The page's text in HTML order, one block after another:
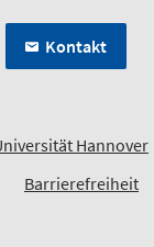
Kontakt
Hannover
Barrierefreiheit